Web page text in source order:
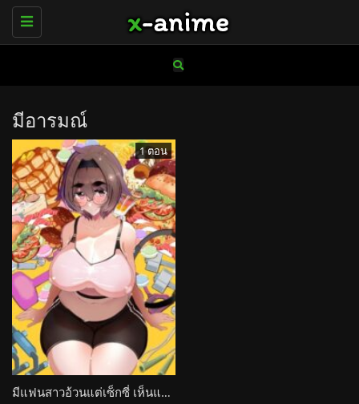
Toggle
navigation
มีอารมณ์
1 ตอน
มีแฟนสาวอ้วนแต่เซ็กซี่ เห็นแล้วมีอารมณ์ทุกวัน Shiawase nara Niku wo Morou! The Animation